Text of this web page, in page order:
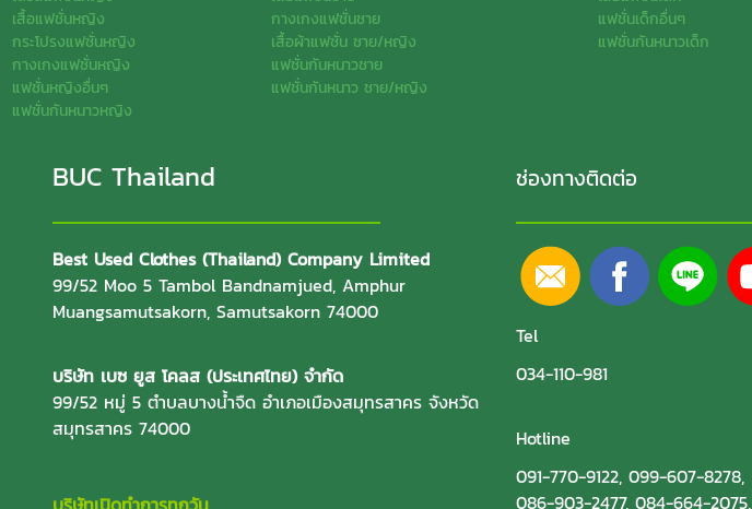
เสื้อแฟชั่นหญิง
กระโปรงแฟชั่นหญิง
กางเกงแฟชั่นหญิง
แฟชั่นหญิงอื่นๆ
แฟชั่นกันหนาวหญิง
กางเกงแฟชั่นชาย
เสื้อผ้าแฟชั่น ชาย/หญิง
แฟชั่นกันหนาวชาย
แฟชั่นกันหนาว ชาย/หญิง
แฟชั่นเด็กอื่นๆ
แฟชั่นกันหนาวเด็ก
BUC Thailand
Best Used Clothes (Thailand) Company Limited
99/52 Moo 5 Tambol Bandnamjued, Amphur
Muangsamutsakorn, Samutsakorn 74000
บริษัท เบซ ยูส โคลส (ประเทศไทย) จำกัด
99/52 หมู่ 5 ตำบลบางน้ำจืด อำเภอเมืองสมุทรสาคร จังหวัด
สมุทรสาคร 74000
ช่องทางติดต่อ
Tel
034-110-981
Hotline
091-770-9122, 099-607-8278,
086-903-2477, 084-664-2075,